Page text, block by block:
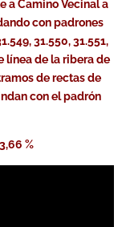
a Camino Vecinal a
con padrones
31.550, 31.551,
línea de la ribera de
de rectas de
con el padrón
%